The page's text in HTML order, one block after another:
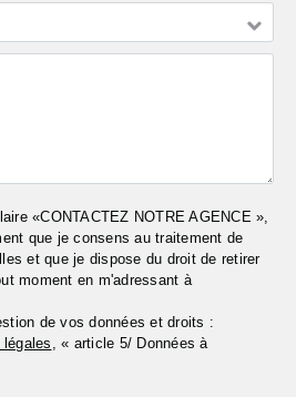
«CONTACTEZ NOTRE AGENCE »,
que je consens au traitement de
et que je dispose du droit de retirer
moment en m'adressant à
de vos données et droits :
, « article 5/ Données à